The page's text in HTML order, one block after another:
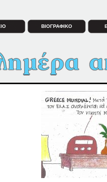
ΒΙΟΓΡΑΦΙΚΟ